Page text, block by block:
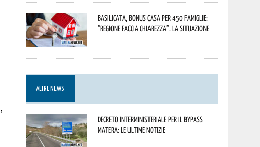
,
Basilicata, Bonus casa per 450 famiglie:
“Regione faccia chiarezza”. La situazione
ALTRE NEWS
Decreto interministeriale per il Bypass
Matera: le ultime notizie